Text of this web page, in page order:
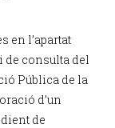
en l’apartat
de consulta del
Pública de la
d’un
de